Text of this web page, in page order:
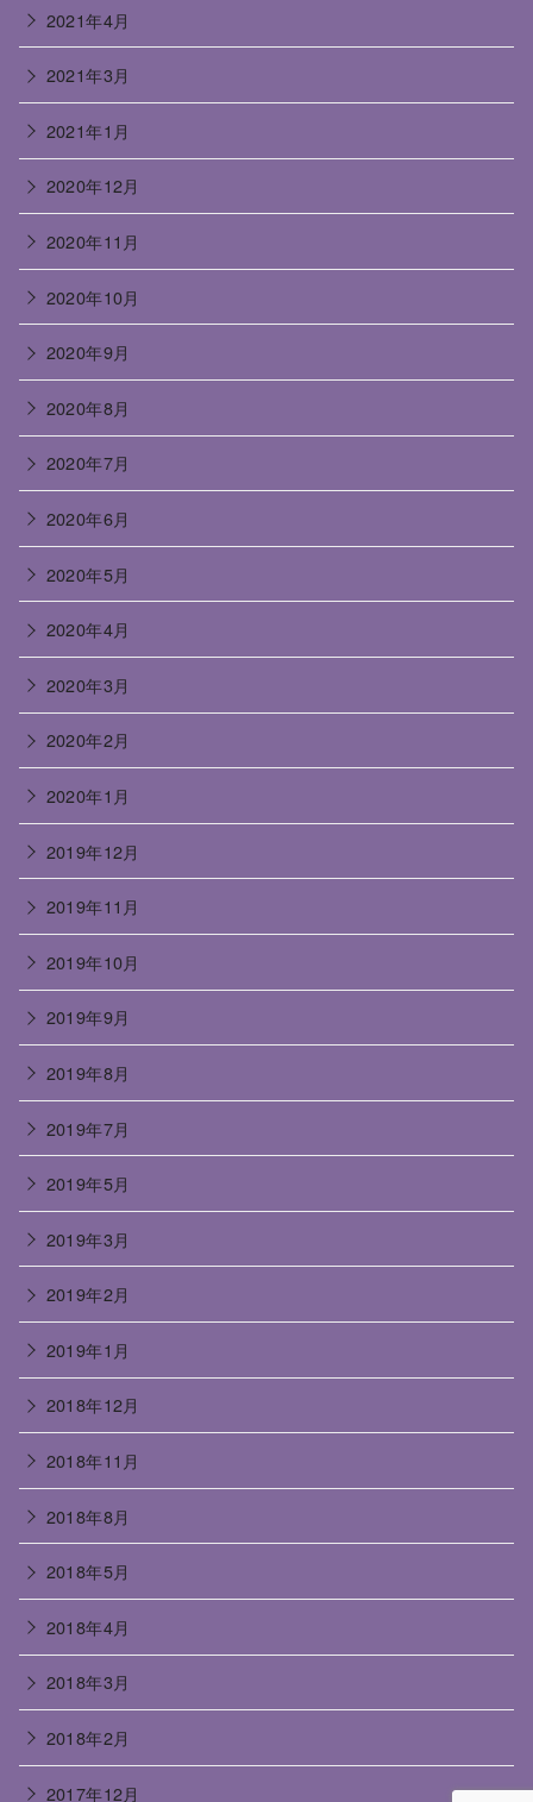
2021年4月
2021年3月
2021年1月
2020年12月
2020年11月
2020年10月
2020年9月
2020年8月
2020年7月
2020年6月
2020年5月
2020年4月
2020年3月
2020年2月
2020年1月
2019年12月
2019年11月
2019年10月
2019年9月
2019年8月
2019年7月
2019年5月
2019年3月
2019年2月
2019年1月
2018年12月
2018年11月
2018年8月
2018年5月
2018年4月
2018年3月
2018年2月
2017年12月